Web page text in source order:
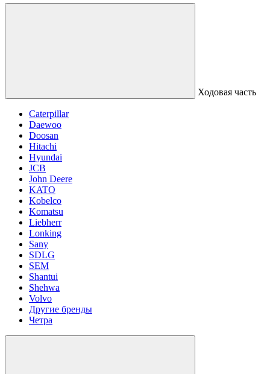
Ходовая часть
Caterpillar
Daewoo
Doosan
Hitachi
Hyundai
JCB
John Deere
KATO
Kobelco
Komatsu
Liebherr
Lonking
Sany
SDLG
SEM
Shantui
Shehwa
Volvo
Другие бренды
Четра